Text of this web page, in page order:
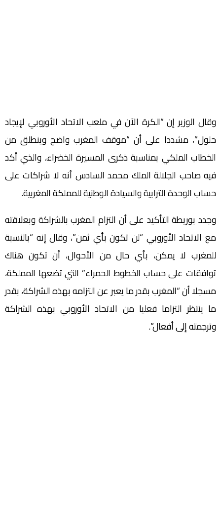
وقال الوزير إن “‏الكرة الآن في ملعب الاتحاد الأوروبي لإيجاد
حلول”، مشددا على أن “‏موقف المغرب واضح وينطلق من
الخطاب الملكي بمناسبة ذكرى المسيرة الخضراء، والذي أكد
فيه صاحب الجلالة الملك محمد السادس أنه لا شراكات على
حساب الوحدة الترابية والسيادة الوطنية للمملكة المغربية.
وجدد بوريطة التأكيد على أن التزام المغرب بالشراكة وبعلاقته
مع الاتحاد الأوروبي “لن تكون بأي ثمن”، وقال إنه “‏بالنسبة
للمغرب لا يمكن، بأي حال من الأحوال، أن تكون هناك
توافقات على حساب الخطوط الحمراء” التي تضعها المملكة،
مسجلا أن “المغرب بقدر ما يعبر عن التزامه بهذه الشراكة، بقدر
ما ينتظر التزاما فعليا من الاتحاد الأوروبي بهذه الشراكة
وترجمته إلى أفعال”.